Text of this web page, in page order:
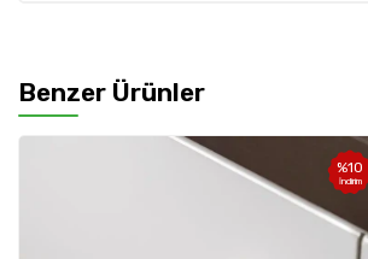
Benzer Ürünler
%10
İndirim